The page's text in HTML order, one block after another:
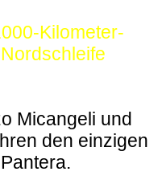
Kilometer-
Micangeli und
den einzigen